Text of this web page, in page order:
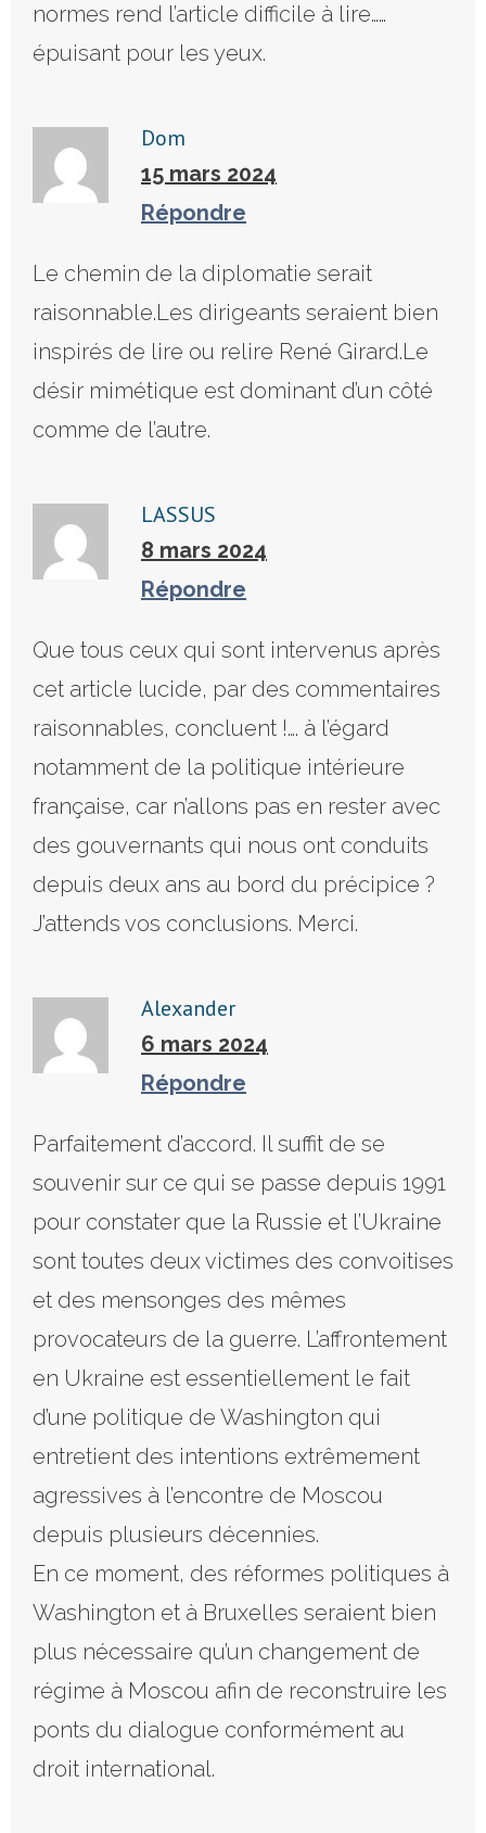
normes rend l’article difficile à lire……
épuisant pour les yeux.
Dom
15 mars 2024
Répondre
Le chemin de la diplomatie serait
raisonnable.Les dirigeants seraient bien
inspirés de lire ou relire René Girard.Le
désir mimétique est dominant d’un côté
comme de l’autre.
LASSUS
8 mars 2024
Répondre
Que tous ceux qui sont intervenus après
cet article lucide, par des commentaires
raisonnables, concluent !…. à l’égard
notamment de la politique intérieure
française, car n’allons pas en rester avec
des gouvernants qui nous ont conduits
depuis deux ans au bord du précipice ?
J’attends vos conclusions. Merci.
Alexander
6 mars 2024
Répondre
Parfaitement d’accord. Il suffit de se
souvenir sur ce qui se passe depuis 1991
pour constater que la Russie et l’Ukraine
sont toutes deux victimes des convoitises
et des mensonges des mêmes
provocateurs de la guerre. L’affrontement
en Ukraine est essentiellement le fait
d’une politique de Washington qui
entretient des intentions extrêmement
agressives à l’encontre de Moscou
depuis plusieurs décennies.
En ce moment, des réformes politiques à
Washington et à Bruxelles seraient bien
plus nécessaire qu’un changement de
régime à Moscou afin de reconstruire les
ponts du dialogue conformément au
droit international.